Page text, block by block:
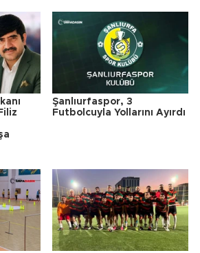
Şanlıurfaspor, 3
Futbolcuyla Yollarını Ayırdı